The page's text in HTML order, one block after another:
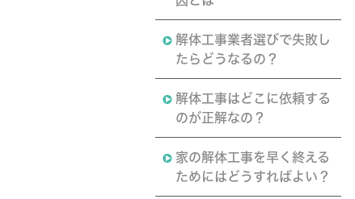
解体工事業者選びで失敗し
たらどうなるの？
解体工事はどこに依頼する
のが正解なの？
家の解体工事を早く終える
ためにはどうすればよい？